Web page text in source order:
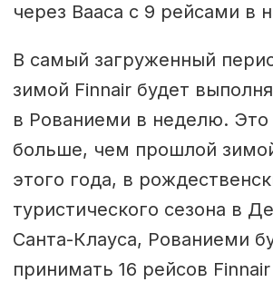
через Вааса с 9 рейсами в
В самый загруженный
зимой Finnair будет
в Рованиеми в неделю. Это
больше, чем прошлой
этого года, в
туристического сезона в
Санта-Клауса, Рованиеми
принимать 16 рейсов